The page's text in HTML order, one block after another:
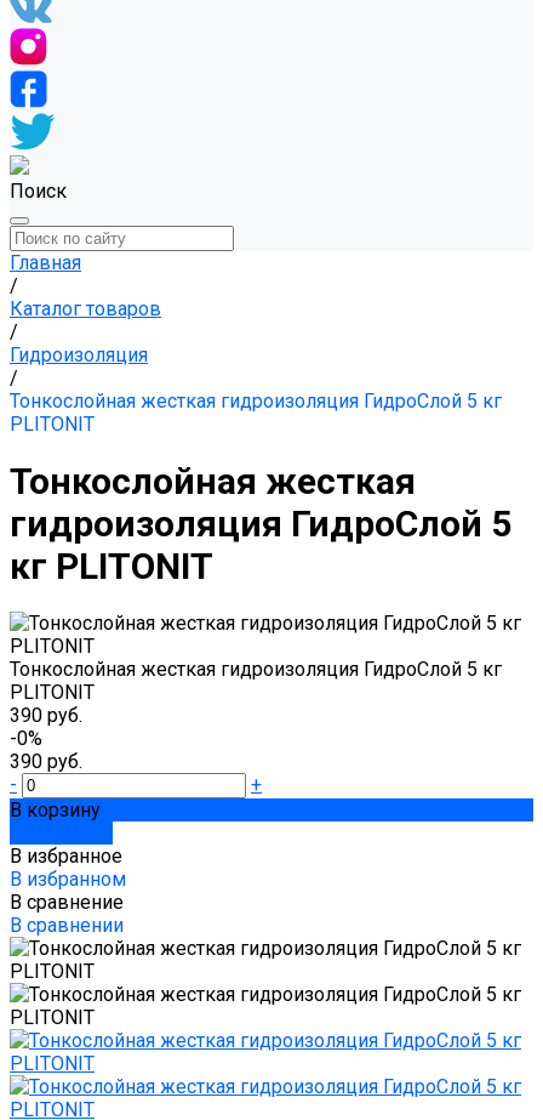
Поиск
Главная
/
Каталог товаров
/
Гидроизоляция
/
Тонкослойная жесткая гидроизоляция ГидроСлой 5 кг
PLITONIT
Тонкослойная жесткая
гидроизоляция ГидроСлой 5
кг PLITONIT
Тонкослойная жесткая гидроизоляция ГидроСлой 5 кг
PLITONIT
390 руб.
-0%
390 руб.
-
+
В корзину
В избранное
В избранном
В сравнение
В сравнении